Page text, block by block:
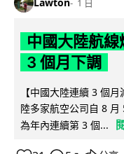
1 日
中國大陸航
3 個月下調
【中國大陸連續 3 個
陸多家航空公司自 8 月
為年內連續第 3 個...